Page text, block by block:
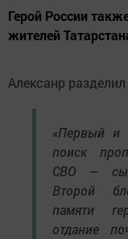
Герой России
жителей
Алексанр
«Первый и
поиск
СВО —
Второй
памяти
отдание